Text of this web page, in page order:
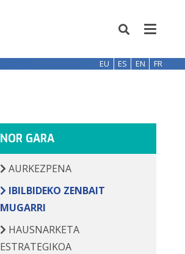
EU ES EN FR
NOR GARA
AURKEZPENA
IBILBIDEKO ZENBAIT
MUGARRI
HAUSNARKETA
ESTRATEGIKOA